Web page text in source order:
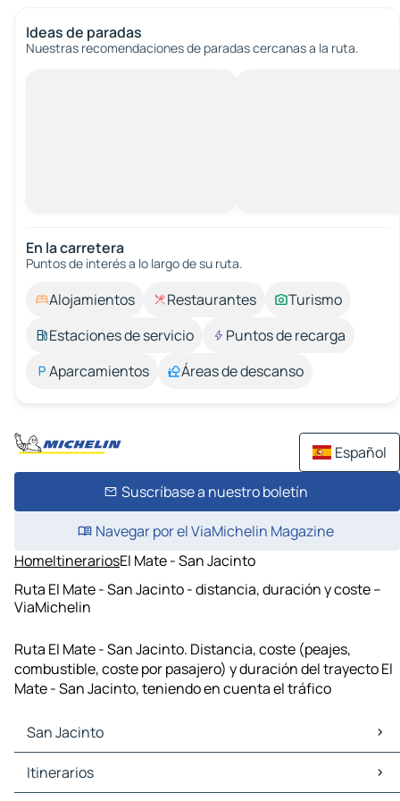
Ideas de paradas
Nuestras recomendaciones de paradas cercanas a la ruta.
En la carretera
Puntos de interés a lo largo de su ruta.
Alojamientos Restaurantes
Turismo
Estaciones de servicio
Puntos de recarga
Aparcamientos
Áreas de descanso
Español
Suscríbase a nuestro boletín
Navegar por el ViaMichelin Magazine
HomeItinerariosEl Mate - San Jacinto
Ruta El Mate - San Jacinto - distancia, duración y coste –
ViaMichelin
Ruta El Mate - San Jacinto. Distancia, coste (peajes,
combustible, coste por pasajero) y duración del trayecto El
Mate - San Jacinto, teniendo en cuenta el tráfico
San Jacinto
San Jacinto Mapas Planos
San Jacinto Trafico
Itinerarios